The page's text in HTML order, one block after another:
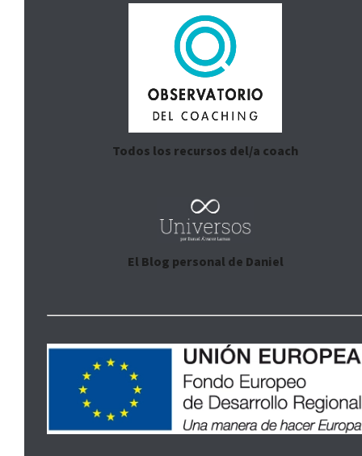
Todos los recursos del/a coach
El Blog personal de Daniel